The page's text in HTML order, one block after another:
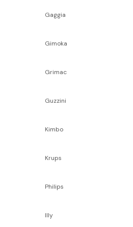
Gaggia
Gimoka
Grimac
Guzzini
Kimbo
Krups
Philips
Illy